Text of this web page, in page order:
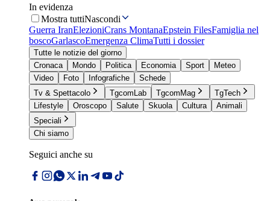
In evidenza
Mostra tuttiNascondi
Guerra IranElezioniCrans MontanaEpstein FilesFamiglia nel
boscoGarlascoEmergenza ClimaTutti i dossier
Tutte le notizie del giorno
Cronaca
Mondo Politica Economia Sport
Meteo
Video
Foto Infografiche
Schede
Tv & Spettacolo
TgcomLab TgcomMag
TgTech
Lifestyle
Oroscopo Salute Skuola Cultura
Animali
Speciali
Chi siamo
Seguici anche su